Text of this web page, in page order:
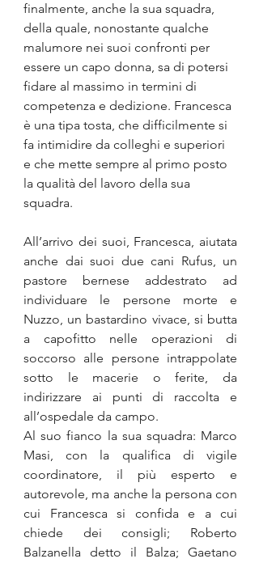
finalmente, anche la sua squadra,
della quale, nonostante qualche
malumore nei suoi confronti per
essere un capo donna, sa di potersi
fidare al massimo in termini di
competenza e dedizione. Francesca
è una tipa tosta, che difficilmente si
fa intimidire da colleghi e superiori
e che mette sempre al primo posto
la qualità del lavoro della sua
squadra.
All’arrivo dei suoi, Francesca, aiutata
anche dai suoi due cani Rufus, un
pastore bernese addestrato ad
individuare le persone morte e
Nuzzo, un bastardino vivace, si butta
a capofitto nelle operazioni di
soccorso alle persone intrappolate
sotto le macerie o ferite, da
indirizzare ai punti di raccolta e
all’ospedale da campo.
Al suo fianco la sua squadra: Marco
Masi, con la qualifica di vigile
coordinatore, il più esperto e
autorevole, ma anche la persona con
cui Francesca si confida e a cui
chiede dei consigli; Roberto
Balzanella detto il Balza; Gaetano